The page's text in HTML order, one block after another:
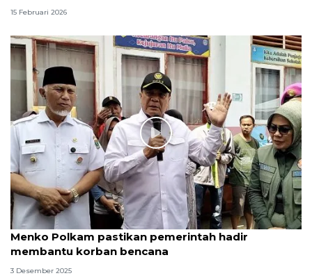
15 Februari 2026
Menko Polkam pastikan pemerintah hadir
membantu korban bencana
3 Desember 2025